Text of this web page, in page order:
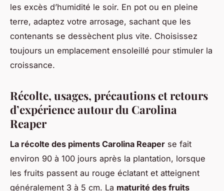
les excès d’humidité le soir. En pot ou en pleine
terre, adaptez votre arrosage, sachant que les
contenants se dessèchent plus vite. Choisissez
toujours un emplacement ensoleillé pour stimuler la
croissance.
Récolte, usages, précautions et retours
d’expérience autour du Carolina
Reaper
La récolte des piments Carolina Reaper se fait
environ 90 à 100 jours après la plantation, lorsque
les fruits passent au rouge éclatant et atteignent
généralement 3 à 5 cm. La maturité des fruits